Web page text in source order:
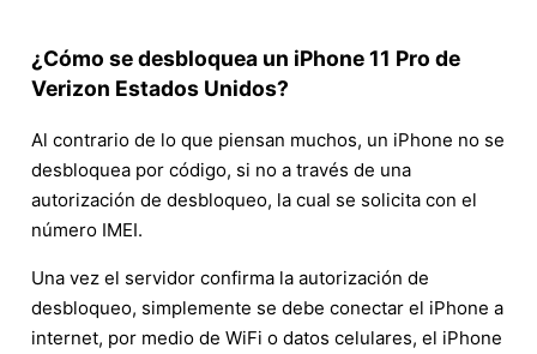
¿Cómo se desbloquea un iPhone 11 Pro de
Verizon Estados Unidos?
Al contrario de lo que piensan muchos, un iPhone no se
desbloquea por código, si no a través de una
autorización de desbloqueo, la cual se solicita con el
número IMEI.
Una vez el servidor confirma la autorización de
desbloqueo, simplemente se debe conectar el iPhone a
internet, por medio de WiFi o datos celulares, el iPhone